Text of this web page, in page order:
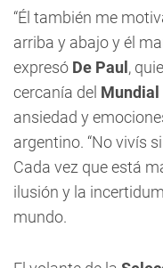
“Él también me
arriba y abajo y él
expresó De Paul ,
cercanía del Mundial
ansiedad y
argentino. “No vivís
Cada vez que está
ilusión y la
mundo.